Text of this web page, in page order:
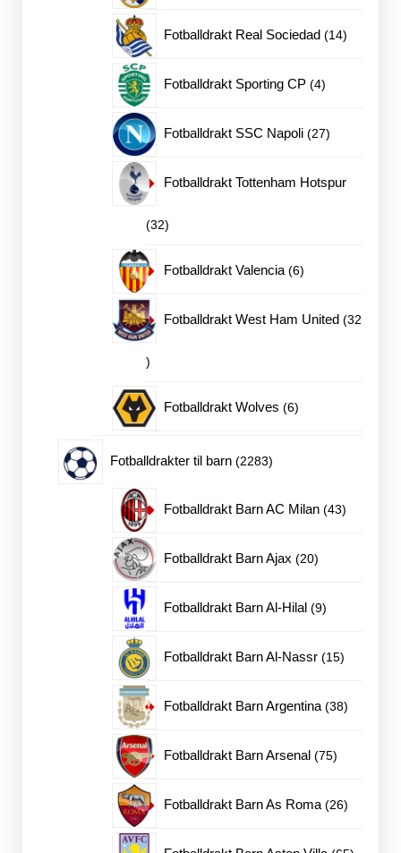
Fotballdrakt Real Sociedad 1414
Fotballdrakt Sporting CP 44
Fotballdrakt SSC Napoli 2727
Fotballdrakt Tottenham Hotspur
3232
produkter
Fotballdrakt Valencia 66
Fotballdrakt West Ham United 32
32
produkter
Fotballdrakt Wolves 66
Fotballdrakter til barn 22832283
Fotballdrakt Barn AC Milan 4343
Fotballdrakt Barn Ajax 2020
Fotballdrakt Barn Al-Hilal 99
Fotballdrakt Barn Al-Nassr 1515
Fotballdrakt Barn Argentina 3838
Fotballdrakt Barn Arsenal 7575
Fotballdrakt Barn As Roma 2626